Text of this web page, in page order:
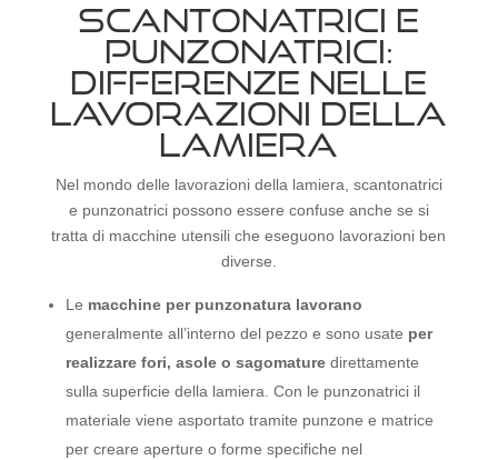
SCANTONATRICI E
PUNZONATRICI:
DIFFERENZE NELLE
LAVORAZIONI DELLA
LAMIERA
Nel mondo delle lavorazioni della lamiera, scantonatrici
e punzonatrici possono essere confuse anche se si
tratta di macchine utensili che eseguono lavorazioni ben
diverse.
Le macchine per punzonatura lavorano
generalmente all’interno del pezzo e sono usate per
realizzare fori, asole o sagomaturedirettamente
sulla superficie della lamiera. Con le punzonatrici il
materiale viene asportato tramite punzone e matrice
per creare aperture o forme specifiche nel